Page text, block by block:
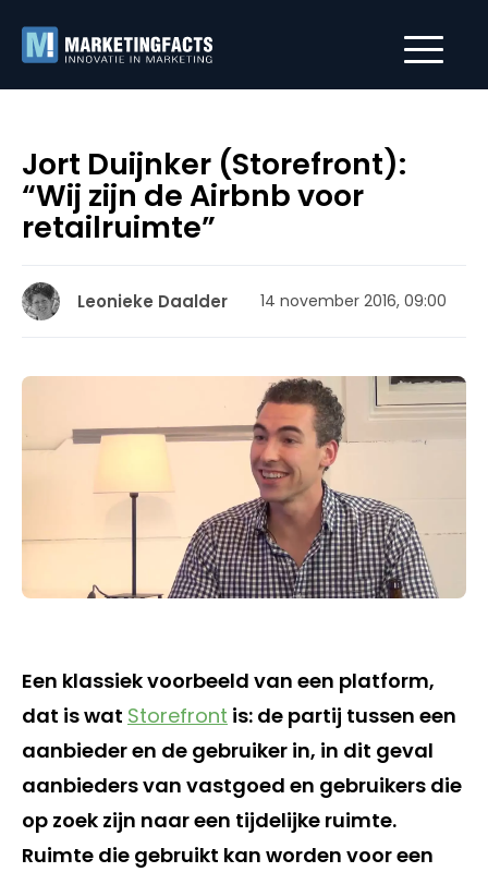
Jort Duijnker (Storefront):
“Wij zijn de Airbnb voor
retailruimte”
Leonieke Daalder 14 november 2016, 09:00
Een klassiek voorbeeld van een platform,
dat is wat Storefront is: de partij tussen een
aanbieder en de gebruiker in, in dit geval
aanbieders van vastgoed en gebruikers die
op zoek zijn naar een tijdelijke ruimte.
Ruimte die gebruikt kan worden voor een